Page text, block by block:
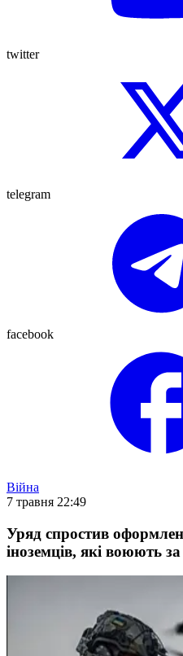
twitter
telegram
facebook
Війна
7 травня 22:49
Уряд спростив
іноземців, які воюють